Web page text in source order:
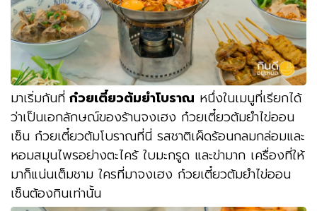
มาเริ่มกันที่ ก๋วยเตี๋ยวต้มยำโบราณ หนึ่งในเมนูที่เรียกได้
ว่าเป็นเอกลักษณ์ของร้านจงเฮง ก๋วยเตี๋ยวต้มยำไข่ออน
เซ็น ก๋วยเตี๋ยวต้มโบราณที่นี่ รสชาติเผ็ดร้อนกลมกล่อมและ
หอมสมุนไพรอย่างตะไคร้ ใบมะกรูด และข่ามาก เครื่องที่ให้
มาก็แน่นเต็มชาม ใครที่มาจงเฮง ก๋วยเตี๋ยวต้มยำไข่ออน
เซ็นต้องกินเท่านั้น